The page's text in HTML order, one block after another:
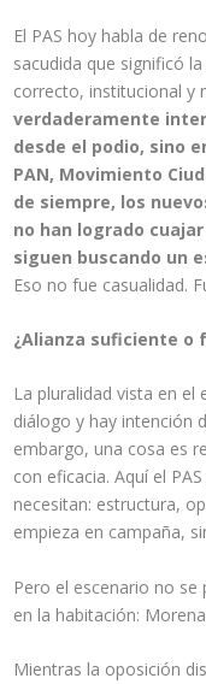
El PAS hoy habla de
sacudida que significó
correcto, institucional y
verdaderamente
desde el podio, sino
PAN, Movimiento
de siempre, los
no han logrado
siguen buscando un
Eso no fue casualidad.
¿Alianza suficiente o
La pluralidad vista en el
diálogo y hay intención
embargo, una cosa es
con eficacia. Aquí el
necesitan: estructura,
empieza en campaña,
Pero el escenario no
en la habitación:
Mientras la oposición